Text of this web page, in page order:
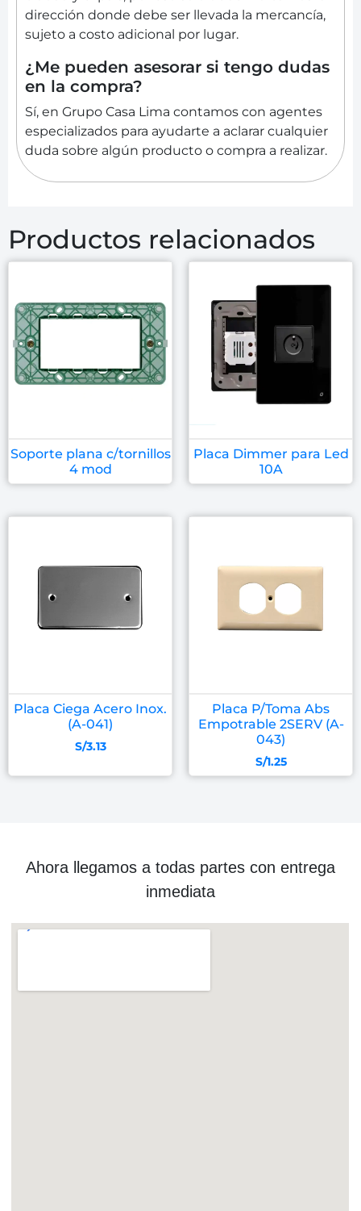
dirección donde debe ser llevada la mercancía,
sujeto a costo adicional por lugar.
¿Me pueden asesorar si tengo dudas
en la compra?
Sí, en Grupo Casa Lima contamos con agentes
especializados para ayudarte a aclarar cualquier
duda sobre algún producto o compra a realizar.
Productos relacionados
Soporte plana c/tornillos
4 mod
Placa Dimmer para Led
10A
Placa Ciega Acero Inox.
(A-041)
S/3.13
Placa P/Toma Abs
Empotrable 2SERV (A-
043)
S/1.25
Ahora llegamos a todas partes con entrega
inmediata